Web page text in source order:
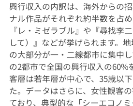
興行収入の内訳は、海外からの
ナル作品がそれぞれ約半数を占
『レ・ミゼラブル』や『尋找李
して）』などが挙げられます。
の大部分が一・二線都市に集中
の2都市で全国の興行収入の60%
客層は若年層が中心で、35歳以
た。データはさらに、女性観客
ており、典型的な「シーエコノ